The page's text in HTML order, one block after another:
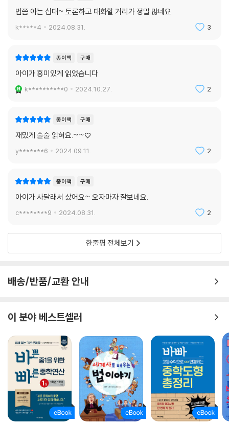
법쫌 아는 십대~ 토론하고 대화할 거리가 정말 많네요.
k*****4 2024.08.31. 3
종이책 구매
아이가 흥미있게 읽었습니다
k**********0 2024.10.27. 2
종이책 구매
재밌게 술술 읽혀요.~~♡
y*******6 2024.09.11. 2
종이책 구매
아이가 사달래서 샀어요~ 오자마자 잘보네요.
c********9 2024.08.31. 2
한줄평 전체보기
배송/반품/교환 안내
이 분야 베스트셀러